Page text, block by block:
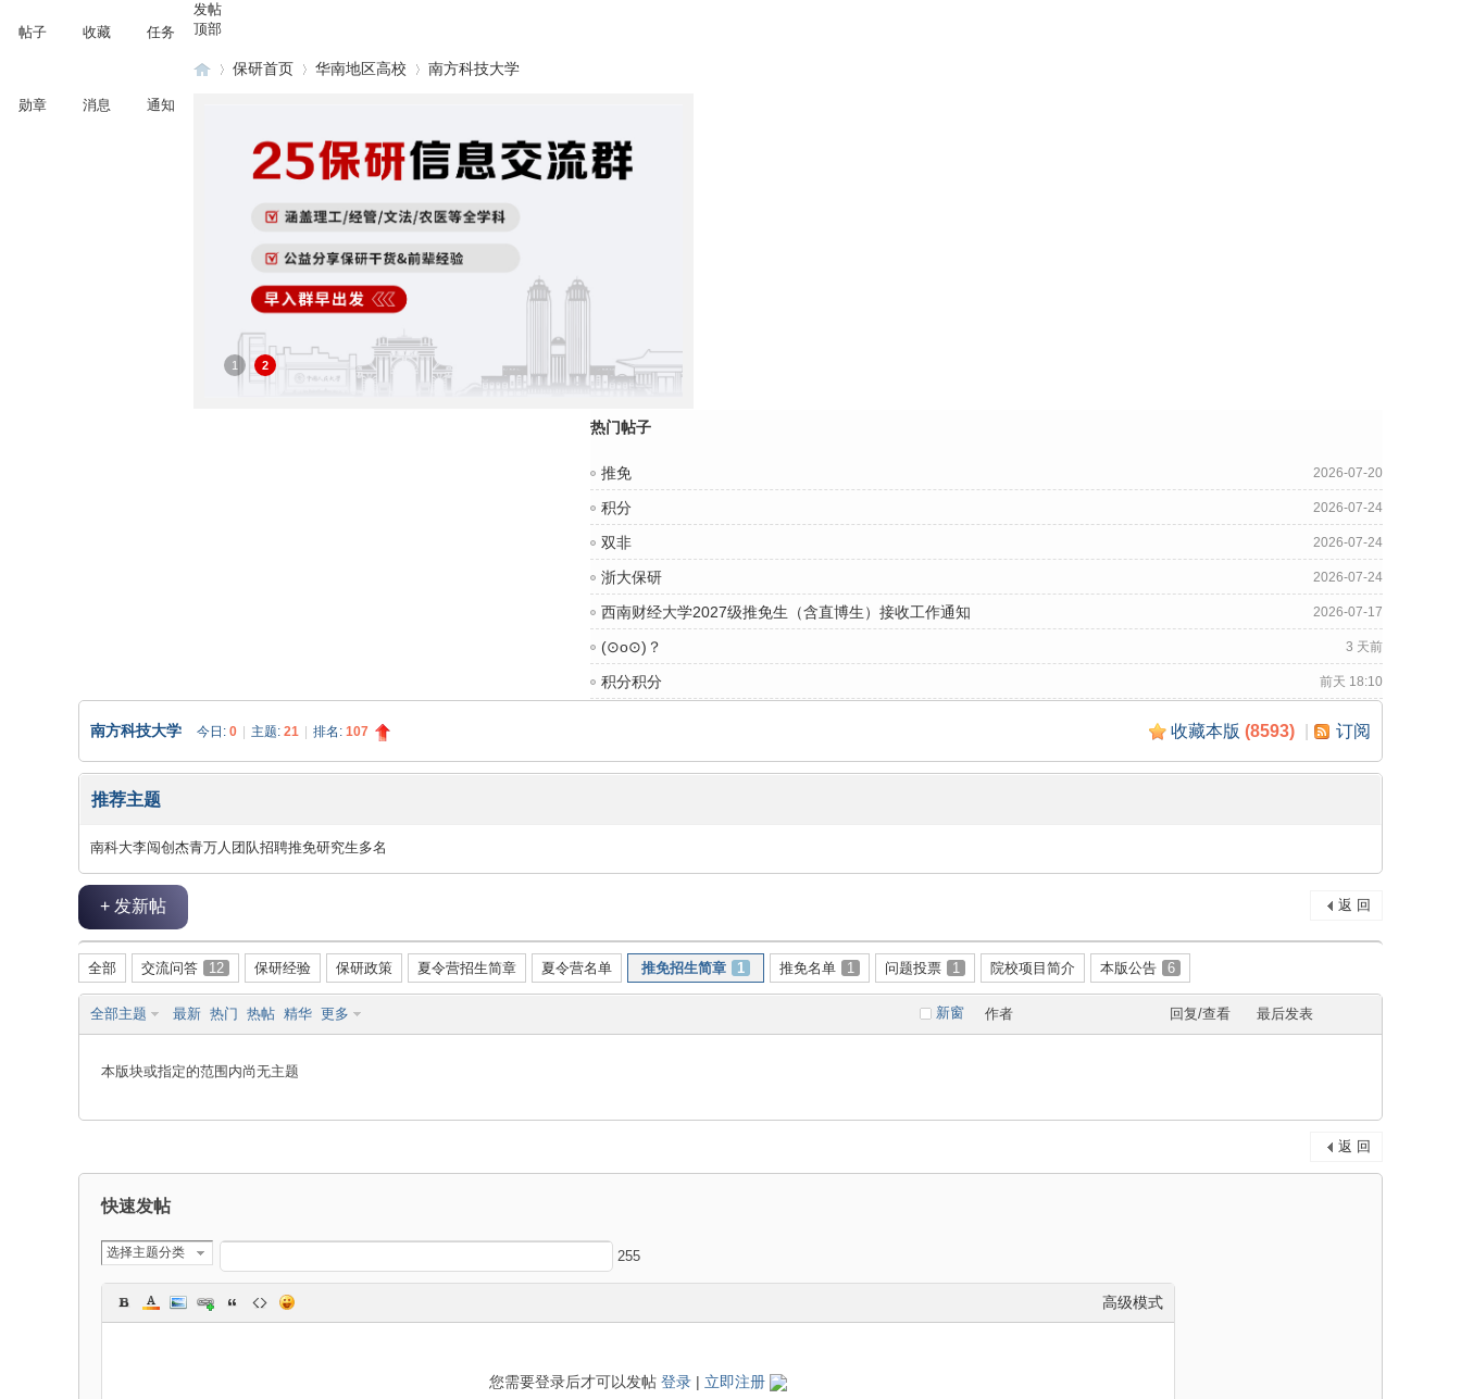
帖子 收藏 任务
勋章 消息 通知
发帖
顶部
-
保
保研首页
›
华南地区高校
›
南方科技大学
1 2
热门帖子
推免 2026-07-20
积分 2026-07-24
双非 2026-07-24
浙大保研 2026-07-24
西南财经大学2027级推免生（含直博生）接收工作通知 2026-07-17
(⊙o⊙)？ 3 天前
积分积分 前天 18:10
收藏本版 (8593) 订阅
南方科技大学 今日: 0 主题: 21 排名: 107
推荐主题
南科大李闯创杰青万人团队招聘推免研究生多名
返 回
+ 发新帖
全部 交流问答 12 保研经验 保研政策 夏令营招生简章 夏令营名单 推免招生简章 1 推免名单 1 问题投票 1 院校项目简介 本版公告 6
新窗
全部主题 最新 热门 热帖 精华 更多 作者 回复/查看 最后发表
本版块或指定的范围内尚无主题
返 回
快速发帖
选择主题分类 255
高级模式
您需要登录后才可以发帖 登录 | 立即注册